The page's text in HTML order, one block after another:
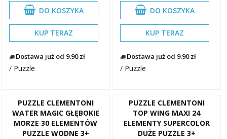
DO KOSZYKA
KUP TERAZ
Dostawa już od 9.90 zł
/ Puzzle
DO KOSZYKA
KUP TERAZ
Dostawa już od 9.90 zł
/ Puzzle
PUZZLE CLEMENTONI
WATER MAGIC GŁĘBOKIE
MORZE 30 ELEMENTÓW
PUZZLE WODNE 3+
PUZZLE CLEMENTONI
TOP WING MAXI 24
ELEMENTY SUPERCOLOR
DUŻE PUZZLE 3+